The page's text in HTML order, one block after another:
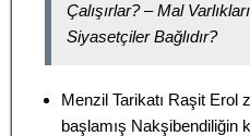
Çalışırlar? – Mal
Siyasetçiler Bağlıdır?
Menzil Tarikatı Raşit Erol
başlamış Nakşibendiliğin